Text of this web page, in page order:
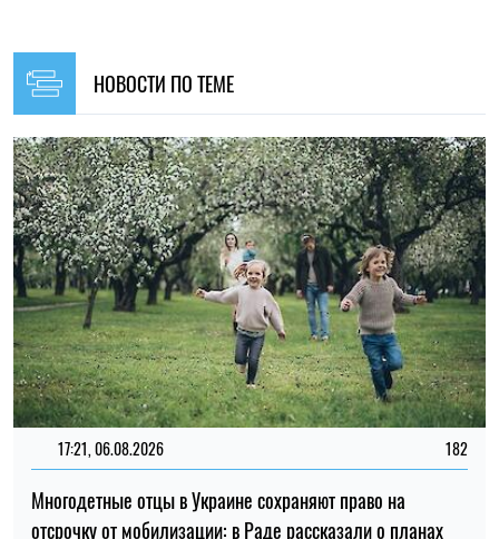
НОВОСТИ ПО ТЕМЕ
17:21, 06.08.2026 182
Многодетные отцы в Украине сохраняют право на
отсрочку от мобилизации: в Раде рассказали о планах